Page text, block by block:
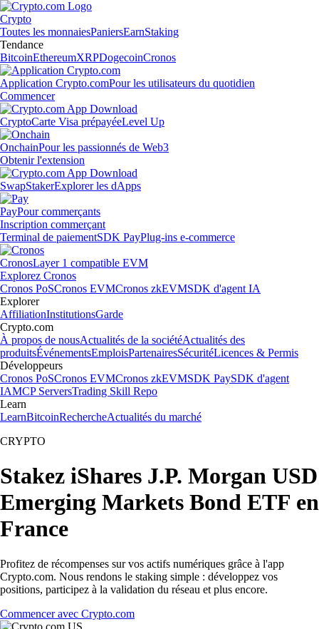
Crypto
Toutes les monnaiesPaniersEarnStaking
Tendance
BitcoinEthereumXRPDogecoinCronos
Application Crypto.comPour les utilisateurs du quotidien
Commencer
CryptoCarte Visa prépayéeLevel Up
OnchainPour les passionnés de Web3
Obtenir l'extension
SwapStakerExplorer les dApps
PayPour commerçants
Inscription commerçant
Terminal de paiementSDK PayPlug-ins e-commerce
CronosLayer 1 compatible EVM
Explorez Cronos
Cronos PoSCronos EVMCronos zkEVMSDK d'agent IA
Explorer
AffiliationInstitutionsGarde
Crypto.com
À propos de nousActualités de la sociétéActualités des
produitsÉvénementsEmploisPartenairesSécuritéLicences & Permis
Développeurs
Cronos PoSCronos EVMCronos zkEVMSDK PaySDK d'agent
IAMCP ServersTrading Skill Repo
Learn
LearnBitcoinRechercheActualités du marché
CRYPTO
Stakez iShares J.P. Morgan USD
Emerging Markets Bond ETF en
France
Profitez de récompenses sur vos actifs numériques grâce à l'app
Crypto.com. Nous rendons le staking simple : développez vos
positions, participez à la validation du réseau et plus encore.
Commencer avec Crypto.com